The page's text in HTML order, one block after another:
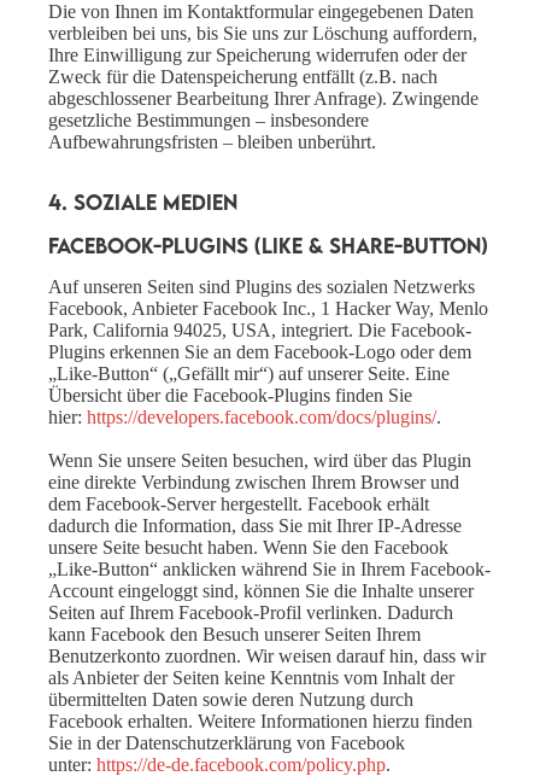
Die von Ihnen im Kontaktformular eingegebenen Daten
verbleiben bei uns, bis Sie uns zur Löschung auffordern,
Ihre Einwilligung zur Speicherung widerrufen oder der
Zweck für die Datenspeicherung entfällt (z.B. nach
abgeschlossener Bearbeitung Ihrer Anfrage). Zwingende
gesetzliche Bestimmungen – insbesondere
Aufbewahrungsfristen – bleiben unberührt.
4. Soziale Medien
Facebook-Plugins (Like & Share-Button)
Auf unseren Seiten sind Plugins des sozialen Netzwerks
Facebook, Anbieter Facebook Inc., 1 Hacker Way, Menlo
Park, California 94025, USA, integriert. Die Facebook-
Plugins erkennen Sie an dem Facebook-Logo oder dem
„Like-Button“ („Gefällt mir“) auf unserer Seite. Eine
Übersicht über die Facebook-Plugins finden Sie
hier:https://developers.facebook.com/docs/plugins/.
Wenn Sie unsere Seiten besuchen, wird über das Plugin
eine direkte Verbindung zwischen Ihrem Browser und
dem Facebook-Server hergestellt. Facebook erhält
dadurch die Information, dass Sie mit Ihrer IP-Adresse
unsere Seite besucht haben. Wenn Sie den Facebook
„Like-Button“ anklicken während Sie in Ihrem Facebook-
Account eingeloggt sind, können Sie die Inhalte unserer
Seiten auf Ihrem Facebook-Profil verlinken. Dadurch
kann Facebook den Besuch unserer Seiten Ihrem
Benutzerkonto zuordnen. Wir weisen darauf hin, dass wir
als Anbieter der Seiten keine Kenntnis vom Inhalt der
übermittelten Daten sowie deren Nutzung durch
Facebook erhalten. Weitere Informationen hierzu finden
Sie in der Datenschutzerklärung von Facebook
unter:https://de-de.facebook.com/policy.php.